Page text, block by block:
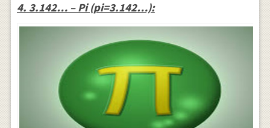
4. 3.142… – Pi (pi=3.142…):